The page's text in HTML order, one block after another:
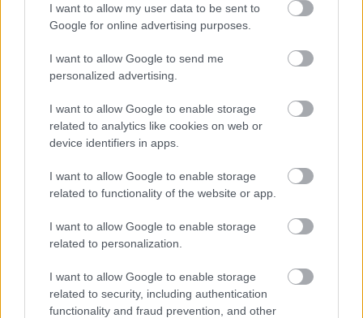
I want to allow my user data to be sent to
Google for online advertising purposes.
I want to allow Google to send me
personalized advertising.
I want to allow Google to enable storage
related to analytics like cookies on web or
device identifiers in apps.
I want to allow Google to enable storage
related to functionality of the website or app.
I want to allow Google to enable storage
related to personalization.
I want to allow Google to enable storage
related to security, including authentication
functionality and fraud prevention, and other
Felkészülési szezon 4. mérkőzés
Nya Ullevi, Göteborg
Leeds Unitedvs Manchester United2026-08-12 20:30
AC Milan vs Manchester United
ELŐZŐ MÉRKŐZÉSEK
Támogatás
Támogasd adományoddal
a ManUtdFanatics.hu működését!